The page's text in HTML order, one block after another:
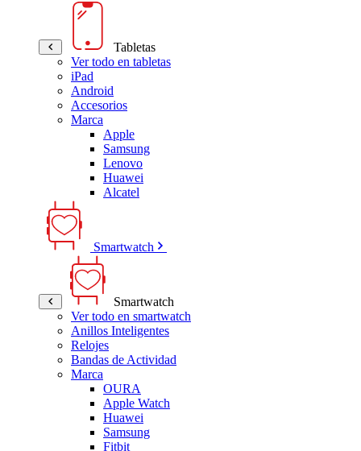
Tabletas
Ver todo en tabletas
iPad
Android
Accesorios
Marca
Apple
Samsung
Lenovo
Huawei
Alcatel
Smartwatch
Smartwatch
Ver todo en smartwatch
Anillos Inteligentes
Relojes
Bandas de Actividad
Marca
OURA
Apple Watch
Huawei
Samsung
Fitbit